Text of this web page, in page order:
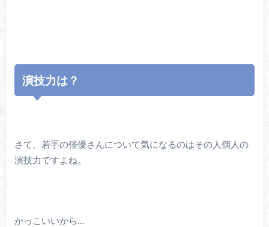
演技力は？
さて、若手の俳優さんについて気になるのはその人個人の
演技力ですよね。
かっこいいから…